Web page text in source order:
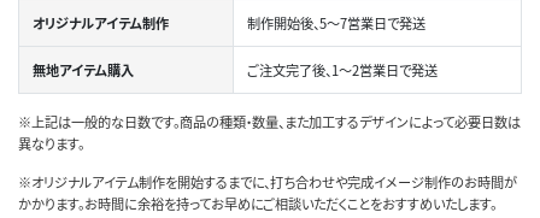
オリジナルアイテム制作 制作開始後、5～7営業日で発送
無地アイテム購入 ご注文完了後、1～2営業日で発送
※上記は一般的な日数です。商品の種類・数量、また加工するデザインによって必要日数は
異なります。
※オリジナルアイテム制作を開始するまでに、打ち合わせや完成イメージ制作のお時間が
かかります。お時間に余裕を持ってお早めにご相談いただくことをおすすめいたします。